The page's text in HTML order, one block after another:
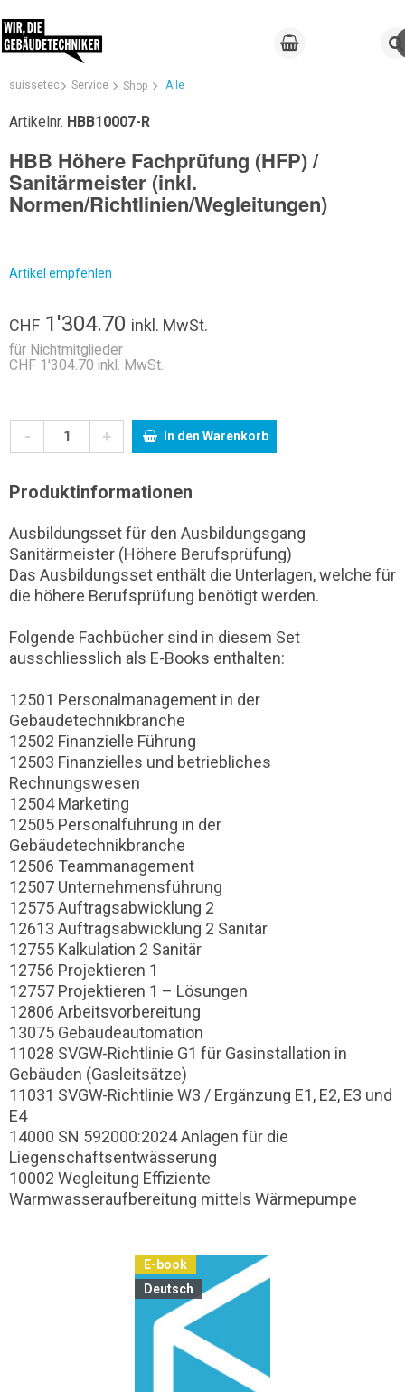
suissetec Service Shop Alle
Artikelnr. HBB10007-R
HBB Höhere Fachprüfung (HFP) /
Sanitärmeister (inkl.
Normen/Richtlinien/Wegleitungen)
Artikel empfehlen
CHF 1'304.70 inkl. MwSt.
für Nichtmitglieder
CHF 1'304.70 inkl. MwSt.
- + In den Warenkorb
Produktinformationen
Ausbildungsset für den Ausbildungsgang
Sanitärmeister (Höhere Berufsprüfung)
Das Ausbildungsset enthält die Unterlagen, welche für
die höhere Berufsprüfung benötigt werden.
Folgende Fachbücher sind in diesem Set
ausschliesslich als E-Books enthalten:
12501 Personalmanagement in der
Gebäudetechnikbranche
12502 Finanzielle Führung
12503 Finanzielles und betriebliches
Rechnungswesen
12504 Marketing
12505 Personalführung in der
Gebäudetechnikbranche
12506 Teammanagement
12507 Unternehmensführung
12575 Auftragsabwicklung 2
12613 Auftragsabwicklung 2 Sanitär
12755 Kalkulation 2 Sanitär
12756 Projektieren 1
12757 Projektieren 1 – Lösungen
12806 Arbeitsvorbereitung
13075 Gebäudeautomation
11028 SVGW-Richtlinie G1 für Gasinstallation in
Gebäuden (Gasleitsätze)
11031 SVGW-Richtlinie W3 / Ergänzung E1, E2, E3 und
E4
14000 SN 592000:2024 Anlagen für die
Liegenschaftsentwässerung
10002 Wegleitung Effiziente
Warmwasseraufbereitung mittels Wärmepumpe
E-book
Deutsch